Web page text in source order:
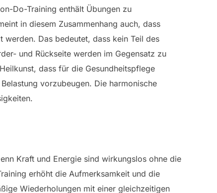
Do-Training enthält Übungen zu
in diesem Zusammenhang auch, dass
werden. Das bedeutet, dass kein Teil des
und Rückseite werden im Gegensatz zu
dass für die Gesundheitspflege
vorzubeugen. Die harmonische
Kraft und Energie sind wirkungslos ohne die
erhöht die Aufmerksamkeit und die
Wiederholungen mit einer gleichzeitigen